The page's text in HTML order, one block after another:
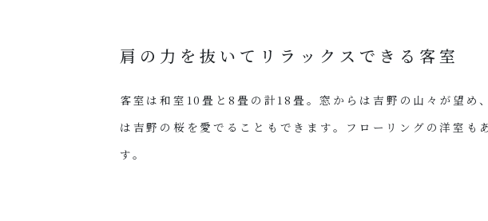
肩の力を抜いてリラックスできる客室
客室は和室10畳と8畳の計18畳。窓からは吉野の山々が望め
は吉野の桜を愛でることもできます。フローリングの洋室も
す。